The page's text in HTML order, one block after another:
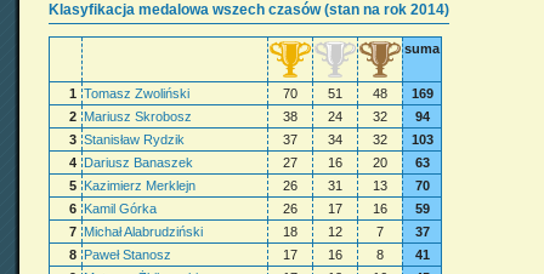
Klasyfikacja medalowa wszech czasów (stan na rok 2014)
suma
1 Tomasz Zwoliński 70 51 48
169
2 Mariusz Skrobosz 38 24 32
94
3 Stanisław Rydzik 37 34 32
103
4 Dariusz Banaszek 27 16 20
63
5 Kazimierz Merklejn 26 31 13
70
6 Kamil Górka 26 17 16
59
7 Michał Alabrudziński 18 12 7
37
8 Paweł Stanosz 17 16 8
41